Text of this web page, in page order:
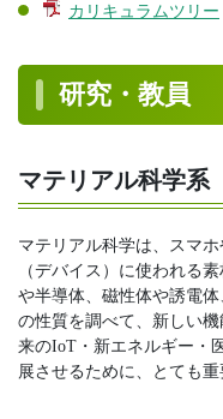
カリキュラムツリー
研究・教員
マテリアル科学系
マテリアル科学は、スマ
（デバイス）に使われる
や半導体、磁性体や誘電
の性質を調べて、新しい
来のIoT・新エネルギー・
展させるために、とても重